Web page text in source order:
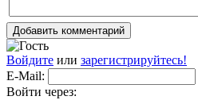
Добавить комментарий
Войдите или зарегистрируйтесь!
E-Mail:
Войти через: